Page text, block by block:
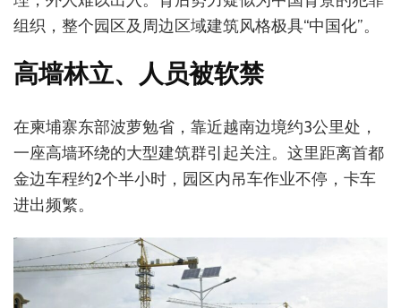
组织，整个园区及周边区域建筑风格极具“中国化”。
高墙林立、人员被软禁
在柬埔寨东部波萝勉省，靠近越南边境约3公里处，
一座高墙环绕的大型建筑群引起关注。这里距离首都
金边车程约2个半小时，园区内吊车作业不停，卡车
进出频繁。